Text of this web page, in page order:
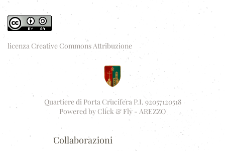
licenza Creative Commons Attribuzione
Quartiere di Porta Crucifera P.I. 92057120518
Powered byClick & Fly - AREZZO
Collaborazioni